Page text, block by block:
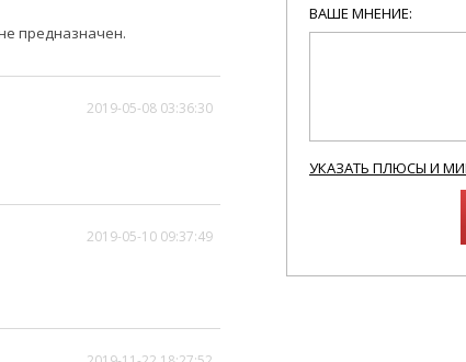
ВАШЕ МНЕНИЕ:
УКАЗАТЬ ПЛЮСЫ И
предназначен.
2019-05-08 03:36:30
2019-05-10 09:37:49